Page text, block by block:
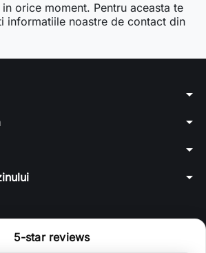
orice moment. Pentru aceasta te
informatiile noastre de contact din
arrow_drop_down
arrow_drop_down
arrow_drop_down
arrow_drop_down
5-star reviews